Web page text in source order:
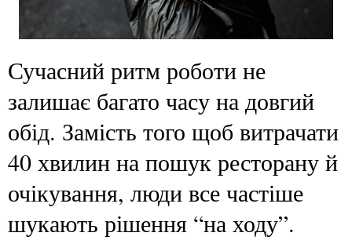
Сучасний ритм роботи не
залишає багато часу на довгий
обід. Замість того щоб витрачати
40 хвилин на пошук ресторану й
очікування, люди все частіше
шукають рішення “на ходу”.